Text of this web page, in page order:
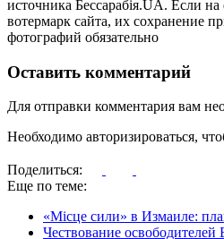
источника Бессарабія.UA. Если
вотермарк сайта, их сохранение
фотографий обязательно
Оставить комментарий
Для отправки комментария вам
Необходимо авторизироваться,
Поделиться:
Еще по теме:
«Місце сили» в Измаиле:
Чествование освободителей